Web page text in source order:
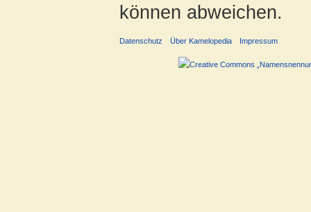
können abweichen.
Datenschutz Über Kamelopedia Impressum